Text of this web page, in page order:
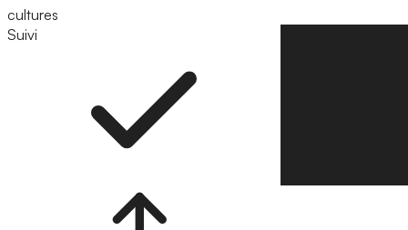
cultures
Suivi